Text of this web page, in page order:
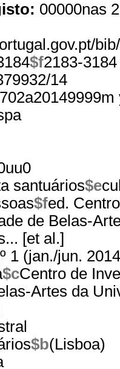
00000nas
$f2183-3184
14
santuários$e
$fed.
de Belas-
[et al.]
1 (jan./jun.
$cCentro de
Artes da
$b(Lisboa)